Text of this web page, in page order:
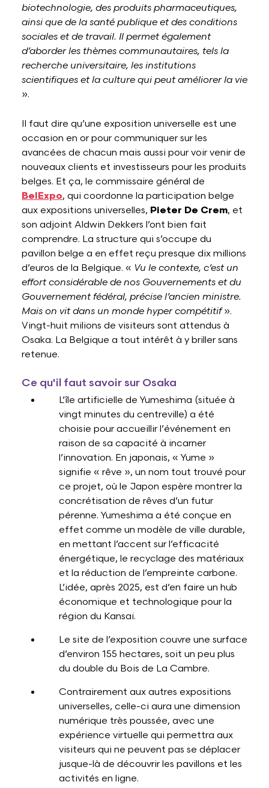
biotechnologie, des produits pharmaceutiques,
ainsi que de la santé publique et des conditions
sociales et de travail. Il permet également
d’aborder les thèmes communautaires, tels la
recherche universitaire, les institutions
scientifiques et la culture qui peut améliorer la vie
».
Il faut dire qu’une exposition universelle est une
occasion en or pour communiquer sur les
avancées de chacun mais aussi pour voir venir de
nouveaux clients et investisseurs pour les produits
belges. Et ça, le commissaire général de
BelExpo, qui coordonne la participation belge
aux expositions universelles, Pieter De Crem, et
son adjoint Aldwin Dekkers l’ont bien fait
comprendre. La structure qui s’occupe du
pavillon belge a en effet reçu presque dix millions
d’euros de la Belgique. « Vu le contexte, c’est un
effort considérable de nos Gouvernements et du
Gouvernement fédéral, précise l’ancien ministre.
Mais on vit dans un monde hyper compétitif».
Vingt-huit milions de visiteurs sont attendus à
Osaka. La Belgique a tout intérêt à y briller sans
retenue.
Ce qu'il faut savoir sur Osaka
L’île artificielle de Yumeshima (située à
vingt minutes du centreville) a été
choisie pour accueillir l’événement en
raison de sa capacité à incarner
l’innovation. En japonais, « Yume »
signifie « rêve », un nom tout trouvé pour
ce projet, où le Japon espère montrer la
concrétisation de rêves d’un futur
pérenne. Yumeshima a été conçue en
effet comme un modèle de ville durable,
en mettant l’accent sur l’efficacité
énergétique, le recyclage des matériaux
et la réduction de l’empreinte carbone.
L’idée, après 2025, est d’en faire un hub
économique et technologique pour la
région du Kansai.
Le site de l’exposition couvre une surface
d’environ 155 hectares, soit un peu plus
du double du Bois de La Cambre.
Contrairement aux autres expositions
universelles, celle-ci aura une dimension
numérique très poussée, avec une
expérience virtuelle qui permettra aux
visiteurs qui ne peuvent pas se déplacer
jusque-là de découvrir les pavillons et les
activités en ligne.